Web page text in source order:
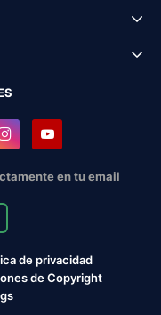
en tu email
de privacidad
de Copyright